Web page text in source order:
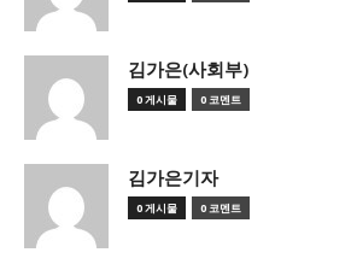
김가은(사회부)
0 게시물 0 코멘트
김가은기자
0 게시물 0 코멘트